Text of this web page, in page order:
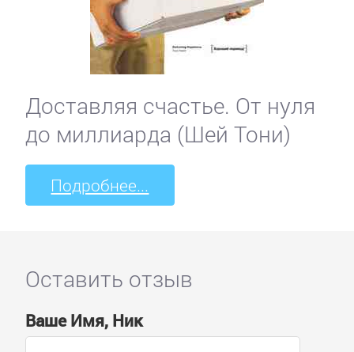
Доставляя счастье. От нуля
до миллиарда (Шей Тони)
Подробнее...
Оставить отзыв
Ваше Имя, Ник